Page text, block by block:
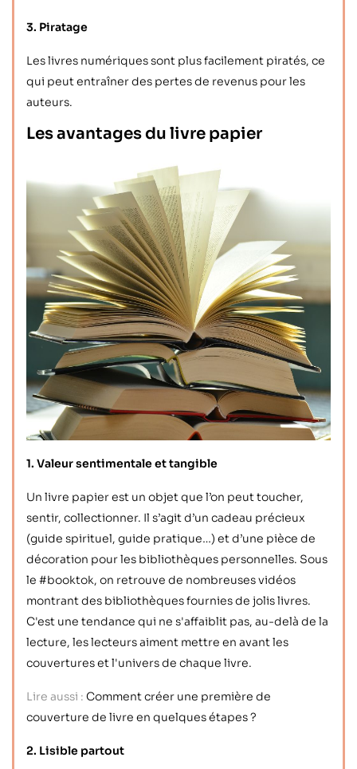
3. Piratage
Les livres numériques sont plus facilement piratés, ce
qui peut entraîner des pertes de revenus pour les
auteurs.
Les avantages du livre papier
1. Valeur sentimentale et tangible
Un livre papier est un objet que l’on peut toucher,
sentir, collectionner. Il s’agit d’un cadeau précieux
(guide spirituel, guide pratique…) et d’une pièce de
décoration pour les bibliothèques personnelles. Sous
le #booktok, on retrouve de nombreuses vidéos
montrant des bibliothèques fournies de jolis livres.
C'est une tendance qui ne s'affaiblit pas, au-delà de la
lecture, les lecteurs aiment mettre en avant les
couvertures et l'univers de chaque livre.
Lire aussi : Comment créer une première de
couverture de livre en quelques étapes ?
2. Lisible partout